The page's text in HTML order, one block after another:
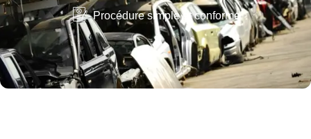
Procédure simple et conforme